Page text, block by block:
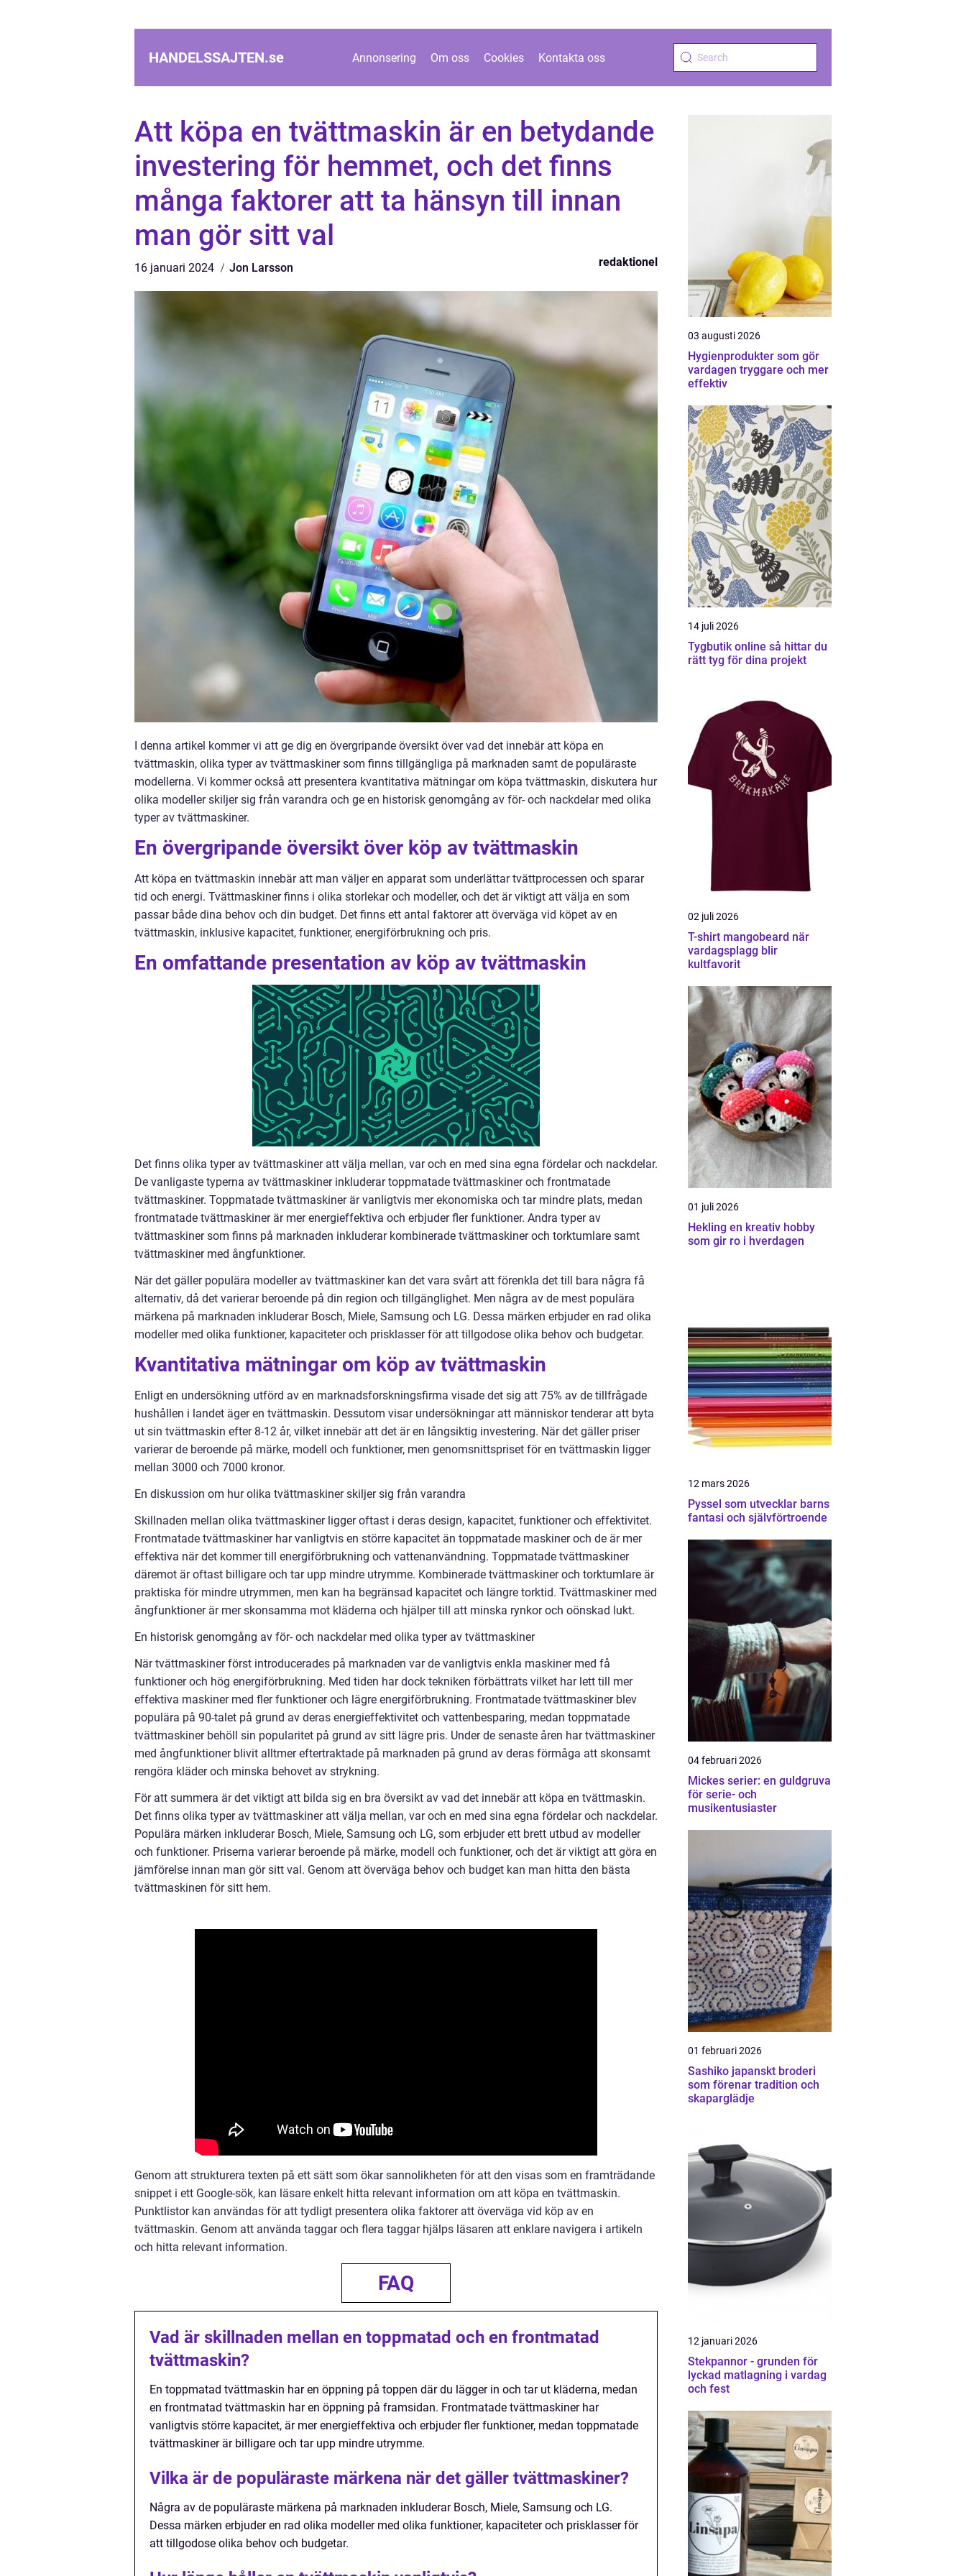
HANDELSSAJTEN.se Annonsering Om oss Cookies Kontakta oss
Att köpa en tvättmaskin är en betydande
investering för hemmet, och det finns
många faktorer att ta hänsyn till innan
man gör sitt val
16 januari 2024 Jon Larsson redaktionel
I denna artikel kommer vi att ge dig en övergripande översikt över vad det innebär att köpa en
tvättmaskin, olika typer av tvättmaskiner som finns tillgängliga på marknaden samt de populäraste
modellerna. Vi kommer också att presentera kvantitativa mätningar om köpa tvättmaskin, diskutera hur
olika modeller skiljer sig från varandra och ge en historisk genomgång av för- och nackdelar med olika
typer av tvättmaskiner.
En övergripande översikt över köp av tvättmaskin
Att köpa en tvättmaskin innebär att man väljer en apparat som underlättar tvättprocessen och sparar
tid och energi. Tvättmaskiner finns i olika storlekar och modeller, och det är viktigt att välja en som
passar både dina behov och din budget. Det finns ett antal faktorer att överväga vid köpet av en
tvättmaskin, inklusive kapacitet, funktioner, energiförbrukning och pris.
En omfattande presentation av köp av tvättmaskin
Det finns olika typer av tvättmaskiner att välja mellan, var och en med sina egna fördelar och nackdelar.
De vanligaste typerna av tvättmaskiner inkluderar toppmatade tvättmaskiner och frontmatade
tvättmaskiner. Toppmatade tvättmaskiner är vanligtvis mer ekonomiska och tar mindre plats, medan
frontmatade tvättmaskiner är mer energieffektiva och erbjuder fler funktioner. Andra typer av
tvättmaskiner som finns på marknaden inkluderar kombinerade tvättmaskiner och torktumlare samt
tvättmaskiner med ångfunktioner.
När det gäller populära modeller av tvättmaskiner kan det vara svårt att förenkla det till bara några få
alternativ, då det varierar beroende på din region och tillgänglighet. Men några av de mest populära
märkena på marknaden inkluderar Bosch, Miele, Samsung och LG. Dessa märken erbjuder en rad olika
modeller med olika funktioner, kapaciteter och prisklasser för att tillgodose olika behov och budgetar.
Kvantitativa mätningar om köp av tvättmaskin
Enligt en undersökning utförd av en marknadsforskningsfirma visade det sig att 75% av de tillfrågade
hushållen i landet äger en tvättmaskin. Dessutom visar undersökningar att människor tenderar att byta
ut sin tvättmaskin efter 8-12 år, vilket innebär att det är en långsiktig investering. När det gäller priser
varierar de beroende på märke, modell och funktioner, men genomsnittspriset för en tvättmaskin ligger
mellan 3000 och 7000 kronor.
En diskussion om hur olika tvättmaskiner skiljer sig från varandra
Skillnaden mellan olika tvättmaskiner ligger oftast i deras design, kapacitet, funktioner och effektivitet.
Frontmatade tvättmaskiner har vanligtvis en större kapacitet än toppmatade maskiner och de är mer
effektiva när det kommer till energiförbrukning och vattenanvändning. Toppmatade tvättmaskiner
däremot är oftast billigare och tar upp mindre utrymme. Kombinerade tvättmaskiner och torktumlare är
praktiska för mindre utrymmen, men kan ha begränsad kapacitet och längre torktid. Tvättmaskiner med
ångfunktioner är mer skonsamma mot kläderna och hjälper till att minska rynkor och oönskad lukt.
En historisk genomgång av för- och nackdelar med olika typer av tvättmaskiner
När tvättmaskiner först introducerades på marknaden var de vanligtvis enkla maskiner med få
funktioner och hög energiförbrukning. Med tiden har dock tekniken förbättrats vilket har lett till mer
effektiva maskiner med fler funktioner och lägre energiförbrukning. Frontmatade tvättmaskiner blev
populära på 90-talet på grund av deras energieffektivitet och vattenbesparing, medan toppmatade
tvättmaskiner behöll sin popularitet på grund av sitt lägre pris. Under de senaste åren har tvättmaskiner
med ångfunktioner blivit alltmer eftertraktade på marknaden på grund av deras förmåga att skonsamt
rengöra kläder och minska behovet av strykning.
För att summera är det viktigt att bilda sig en bra översikt av vad det innebär att köpa en tvättmaskin.
Det finns olika typer av tvättmaskiner att välja mellan, var och en med sina egna fördelar och nackdelar.
Populära märken inkluderar Bosch, Miele, Samsung och LG, som erbjuder ett brett utbud av modeller
och funktioner. Priserna varierar beroende på märke, modell och funktioner, och det är viktigt att göra en
jämförelse innan man gör sitt val. Genom att överväga behov och budget kan man hitta den bästa
tvättmaskinen för sitt hem.
Genom att strukturera texten på ett sätt som ökar sannolikheten för att den visas som en framträdande
snippet i ett Google-sök, kan läsare enkelt hitta relevant information om att köpa en tvättmaskin.
Punktlistor kan användas för att tydligt presentera olika faktorer att överväga vid köp av en
tvättmaskin. Genom att använda taggar och flera taggar hjälps läsaren att enklare navigera i artikeln
och hitta relevant information.
FAQ
Vad är skillnaden mellan en toppmatad och en frontmatad
tvättmaskin?
En toppmatad tvättmaskin har en öppning på toppen där du lägger in och tar ut kläderna, medan
en frontmatad tvättmaskin har en öppning på framsidan. Frontmatade tvättmaskiner har
vanligtvis större kapacitet, är mer energieffektiva och erbjuder fler funktioner, medan toppmatade
tvättmaskiner är billigare och tar upp mindre utrymme.
Vilka är de populäraste märkena när det gäller tvättmaskiner?
Några av de populäraste märkena på marknaden inkluderar Bosch, Miele, Samsung och LG.
Dessa märken erbjuder en rad olika modeller med olika funktioner, kapaciteter och prisklasser för
att tillgodose olika behov och budgetar.
03 augusti 2026
Hygienprodukter som gör
vardagen tryggare och mer
effektiv
14 juli 2026
Tygbutik online så hittar du
rätt tyg för dina projekt
02 juli 2026
T-shirt mangobeard när
vardagsplagg blir
kultfavorit
01 juli 2026
Hekling en kreativ hobby
som gir ro i hverdagen
12 mars 2026
Pyssel som utvecklar barns
fantasi och självförtroende
04 februari 2026
Mickes serier: en guldgruva
för serie- och
musikentusiaster
01 februari 2026
Sashiko japanskt broderi
som förenar tradition och
skaparglädje
12 januari 2026
Stekpannor - grunden för
lyckad matlagning i vardag
och fest